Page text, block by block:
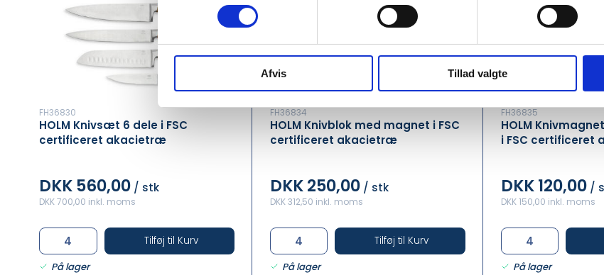
Afvis Tillad valgte
FH36830
HOLM Knivsæt 6 dele i FSC
certificeret akacietræ
DKK 560,00 / stk
DKK 700,00 inkl. moms
Tilføj til Kurv
På lager
FH36834
HOLM Knivblok med magnet i FSC
certificeret akacietræ
DKK 250,00 / stk
DKK 312,50 inkl. moms
Tilføj til Kurv
På lager
FH36835
HOLM
i FSC certificeret
DKK 120,00 /
DKK 150,00 inkl. moms
På lager